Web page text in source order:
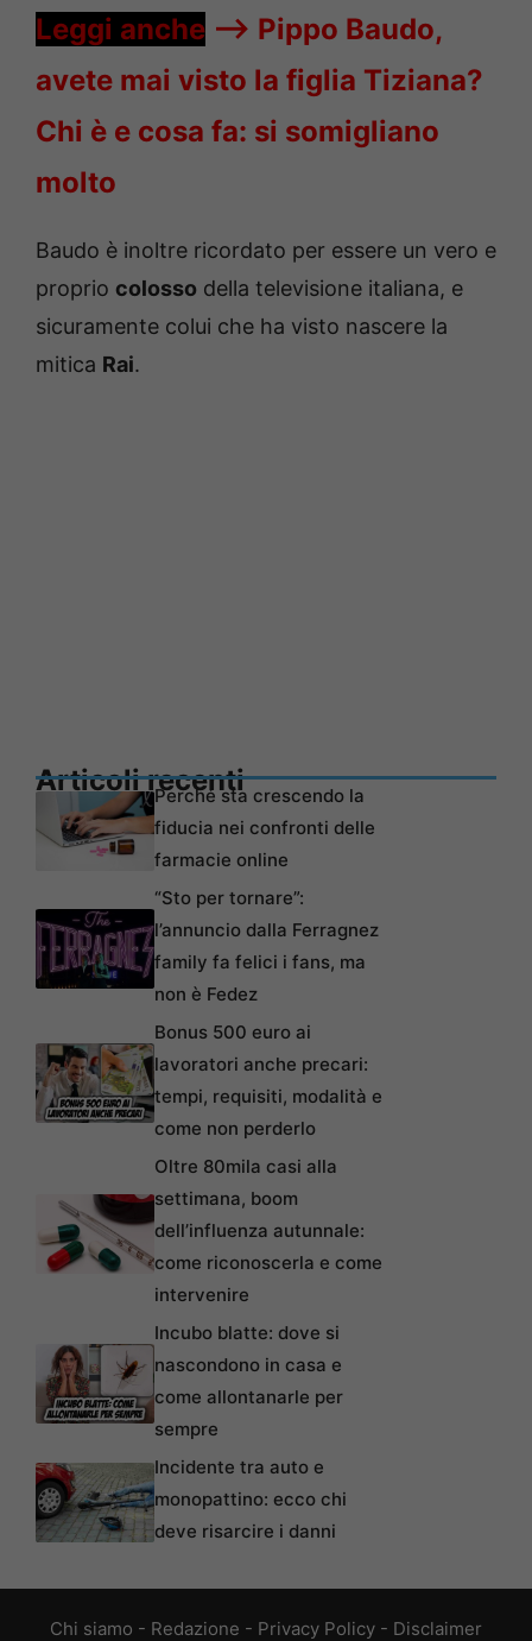
Leggi anche —-> Pippo Baudo,
avete mai visto la figlia Tiziana?
Chi è e cosa fa: si somigliano
molto
Baudo è inoltre ricordato per essere un vero e
proprio colosso della televisione italiana, e
sicuramente colui che ha visto nascere la
mitica Rai.
Articoli recentiPerché sta crescendo la
fiducia nei confronti delle
farmacie online
“Sto per tornare”:
l’annuncio dalla Ferragnez
family fa felici i fans, ma
non è Fedez
Bonus 500 euro ai
lavoratori anche precari:
tempi, requisiti, modalità e
come non perderlo
Oltre 80mila casi alla
settimana, boom
dell’influenza autunnale:
come riconoscerla e come
intervenire
Incubo blatte: dove si
nascondono in casa e
come allontanarle per
sempre
Incidente tra auto e
monopattino: ecco chi
deve risarcire i danni
Chi siamo - Redazione - Privacy Policy - Disclaimer